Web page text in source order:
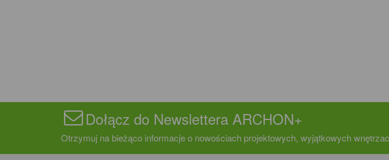
Dołącz do Newslettera ARCHON+
Otrzymuj na bieżąco informacje o nowościach projektowych, wyjątkowych